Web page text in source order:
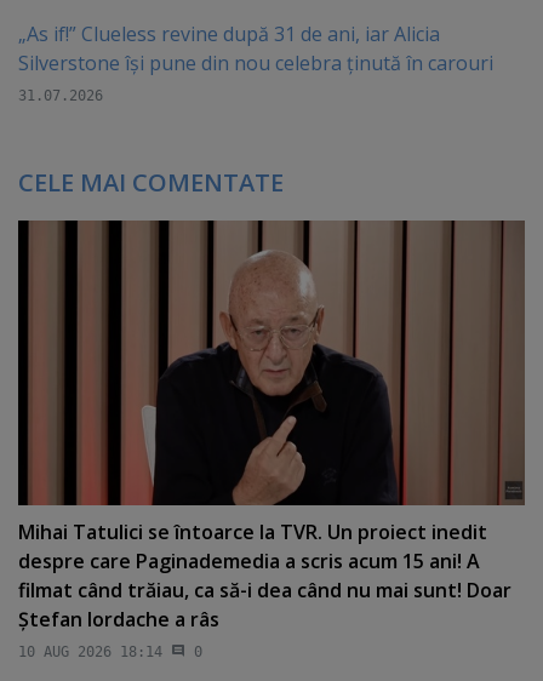
„As if!” Clueless revine după 31 de ani, iar Alicia
Silverstone își pune din nou celebra ținută în carouri
31.07.2026
CELE MAI COMENTATE
Mihai Tatulici se întoarce la TVR. Un proiect inedit
despre care Paginademedia a scris acum 15 ani! A
filmat când trăiau, ca să-i dea când nu mai sunt! Doar
Ştefan Iordache a râs
10 AUG 2026 18:14 0